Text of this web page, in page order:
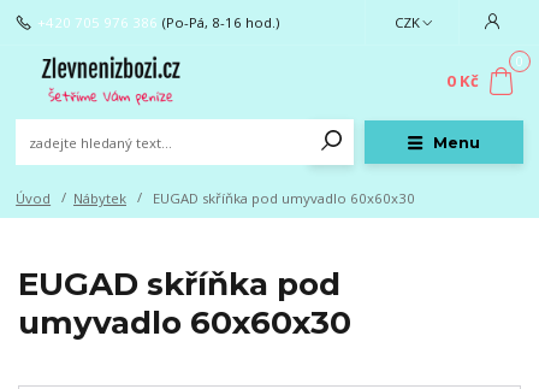
Menu
CZK
+420 705 976 386 (Po-Pá, 8-16 hod.)
0
0 Kč
Úvod Nábytek EUGAD skříňka pod umyvadlo 60x60x30
EUGAD skříňka pod
umyvadlo 60x60x30